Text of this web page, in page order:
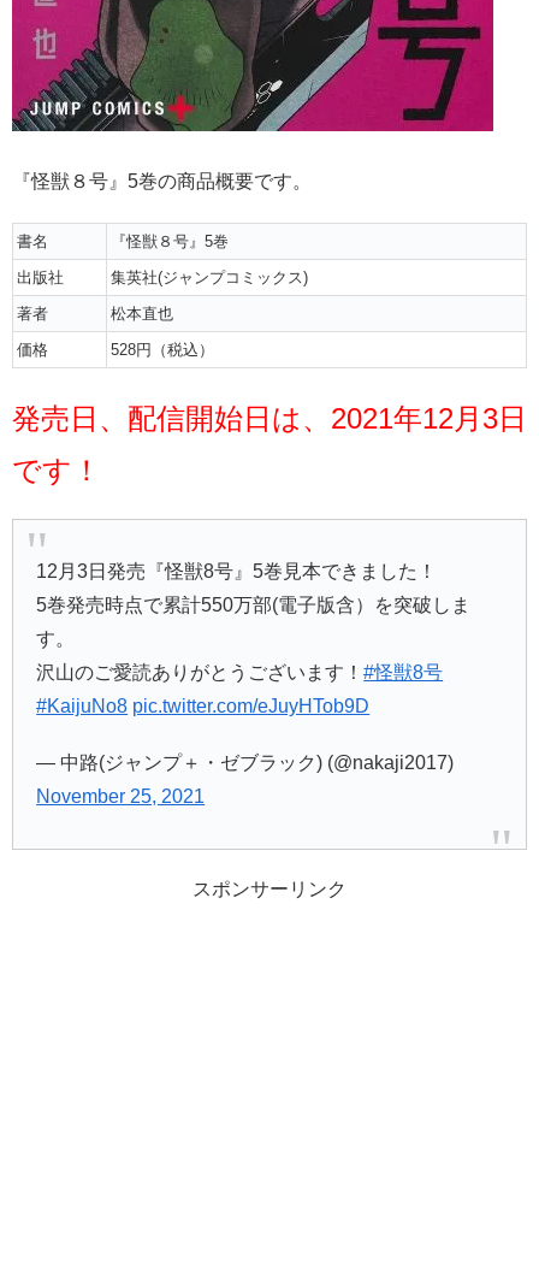
『怪獣８号』5巻の商品概要です。
書名
『怪獣８号』5巻
出版社
集英社(ジャンプコミックス)
著者
松本直也
価格
528円（税込）
発売日、配信開始日は、2021年12月3日
です！
12月3日発売『怪獣8号』5巻見本できました！
5巻発売時点で累計550万部(電子版含）を突破しま
す。
沢山のご愛読ありがとうございます！#怪獣8号
#KaijuNo8 pic.twitter.com/eJuyHTob9D
— 中路(ジャンプ＋・ゼブラック) (@nakaji2017)
November 25, 2021
スポンサーリンク